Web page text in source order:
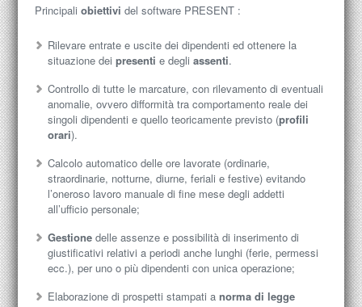
Principali obiettivi del software PRESENT :
Rilevare entrate e uscite dei dipendenti ed ottenere la
situazione dei presenti e degli assenti.
Controllo di tutte le marcature, con rilevamento di eventuali
anomalie, ovvero difformità tra comportamento reale dei
singoli dipendenti e quello teoricamente previsto (profili
orari).
Calcolo automatico delle ore lavorate (ordinarie,
straordinarie, notturne, diurne, feriali e festive) evitando
l’oneroso lavoro manuale di fine mese degli addetti
all’ufficio personale;
Gestionedelle assenze e possibilità di inserimento di
giustificativi relativi a periodi anche lunghi (ferie, permessi
ecc.), per uno o più dipendenti con unica operazione;
Elaborazione di prospetti stampati a norma di legge